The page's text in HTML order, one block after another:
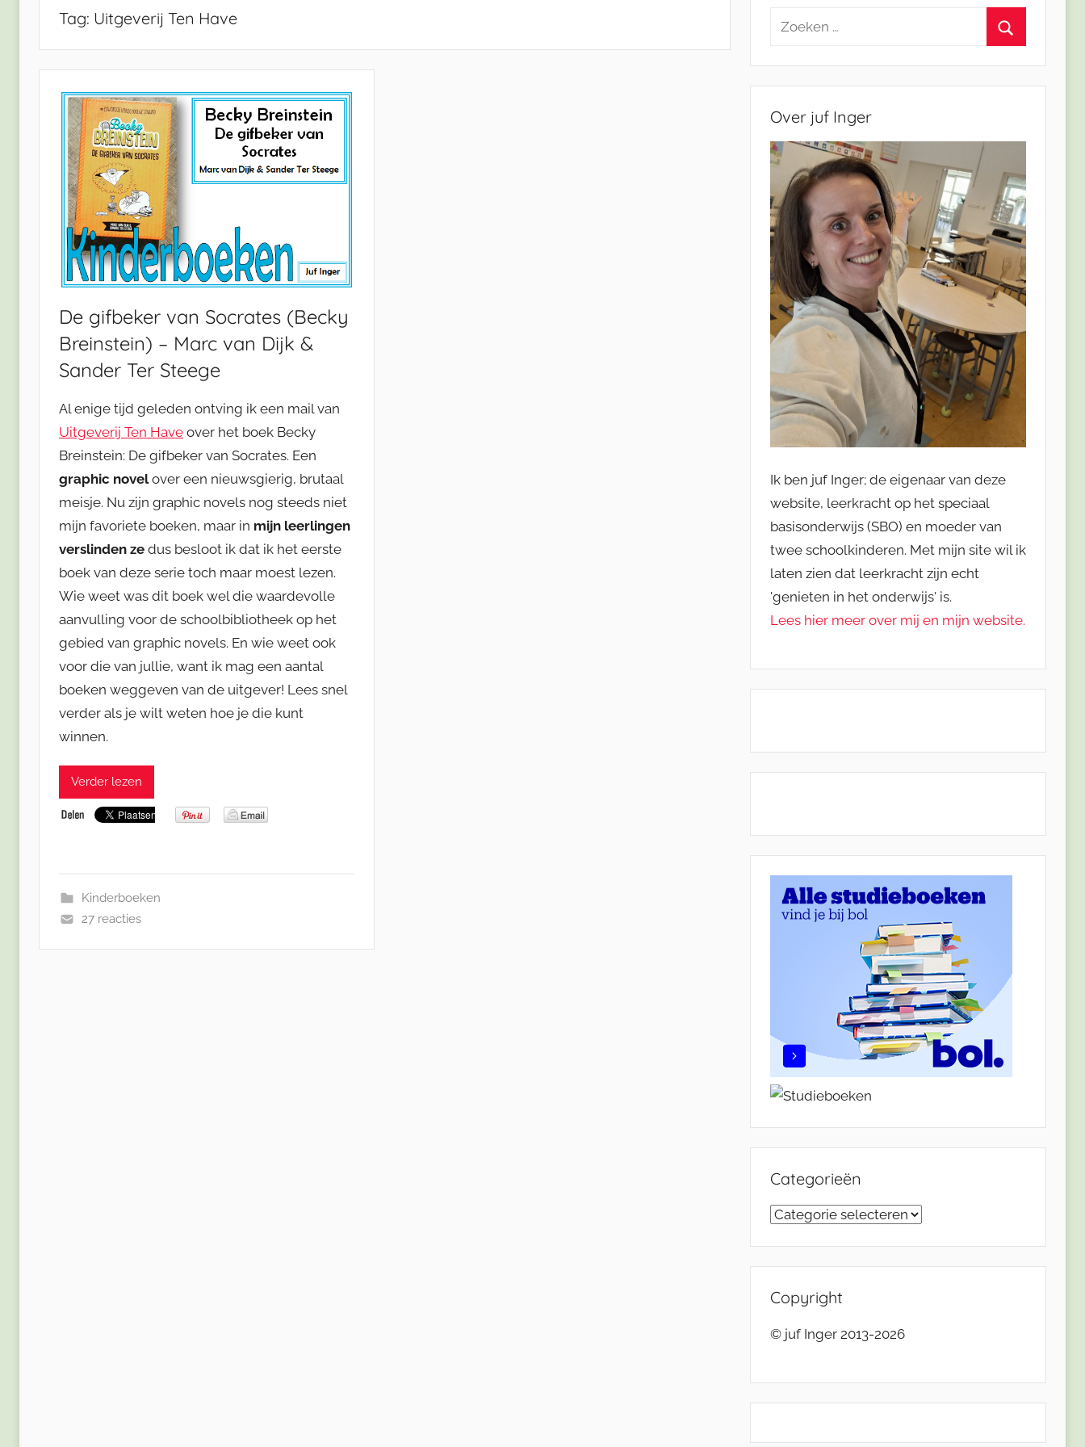
Tag: Uitgeverij Ten Have
De gifbeker van Socrates (Becky
Breinstein) – Marc van Dijk &
Sander Ter Steege
Al enige tijd geleden ontving ik een mail van
Uitgeverij Ten Have over het boek Becky
Breinstein: De gifbeker van Socrates. Een
graphic novelover een nieuwsgierig, brutaal
meisje. Nu zijn graphic novels nog steeds niet
mijn favoriete boeken, maar in mijn leerlingen
verslinden ze dus besloot ik dat ik het eerste
boek van deze serie toch maar moest lezen.
Wie weet was dit boek wel die waardevolle
aanvulling voor de schoolbibliotheek op het
gebied van graphic novels. En wie weet ook
voor die van jullie, want ik mag een aantal
boeken weggeven van de uitgever! Lees snel
verder als je wilt weten hoe je die kunt
winnen.
Verder lezen
Kinderboeken
27 reacties
Zoeken
Over juf Inger
Ik ben juf Inger; de eigenaar van deze
website, leerkracht op het speciaal
basisonderwijs (SBO) en moeder van
twee schoolkinderen. Met mijn site wil ik
laten zien dat leerkracht zijn echt
'genieten in het onderwijs' is.
Lees hier meer over mij en mijn website.
Categorieën
Categorieën
Copyright
© juf Inger 2013-2026